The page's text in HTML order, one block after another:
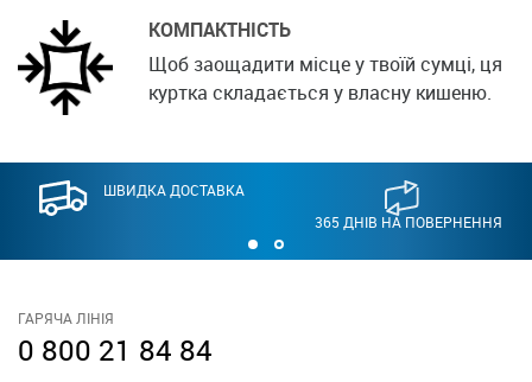
КОМПАКТНІСТЬ
Щоб заощадити місце у твоїй сумці, ця
куртка складається у власну кишеню.
ШВИДКА ДОСТАВКА
365 ДНІВ НА ПОВЕРНЕННЯ
ГАРЯЧА ЛІНІЯ
0 800 21 84 84